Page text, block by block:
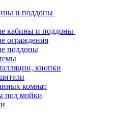
и поддоны
кабины и поддоны
ограждения
поддоны
кнопки
комнат
под мойки